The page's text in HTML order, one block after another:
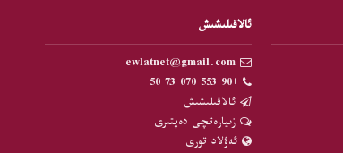
ئالاقىلىشىش
ewlatnet@gmail.com
+90 553 070 73 50
ئالاقىلىشىش
زىيارەتچى دەپتىرى
ئەۋلاد تورى